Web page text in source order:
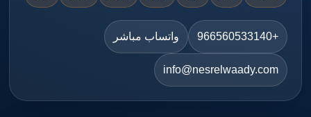
+966560533140 واتساب مباشر
info@nesrelwaady.com